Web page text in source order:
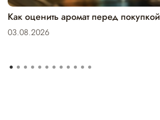
Как оценить аромат перед покупкой
03.08.2026